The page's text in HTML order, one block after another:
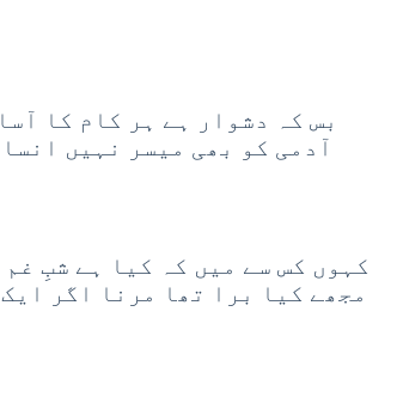
بس کہ دشوار ہے ہر کام کا
آدمی کو بھی میسر نہیں
کہوں کس سے میں کہ کیا ہے شبِ غم
مجھے کیا برا تھا مرنا اگر